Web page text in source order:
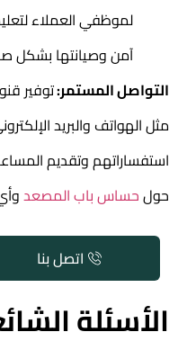
لموظفي العملاء
آمن وصيانتها بشكل
التواصل المستمر:توفير
مثل الهواتف والبريد
استفساراتهم وتقديم
حولحساس باب المصعدوأي
اتصل بنا
الأسئلة